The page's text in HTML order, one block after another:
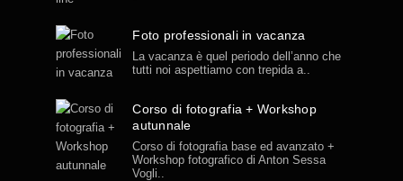
Foto professionali in vacanza
La vacanza è quel periodo dell’anno che
tutti noi aspettiamo con trepida a..
Corso di fotografia + Workshop
autunnale
Corso di fotografia base ed avanzato +
Workshop fotografico di Anton Sessa
Vogli..